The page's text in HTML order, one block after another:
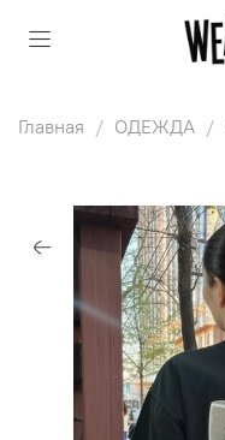
Главная ОДЕЖДА